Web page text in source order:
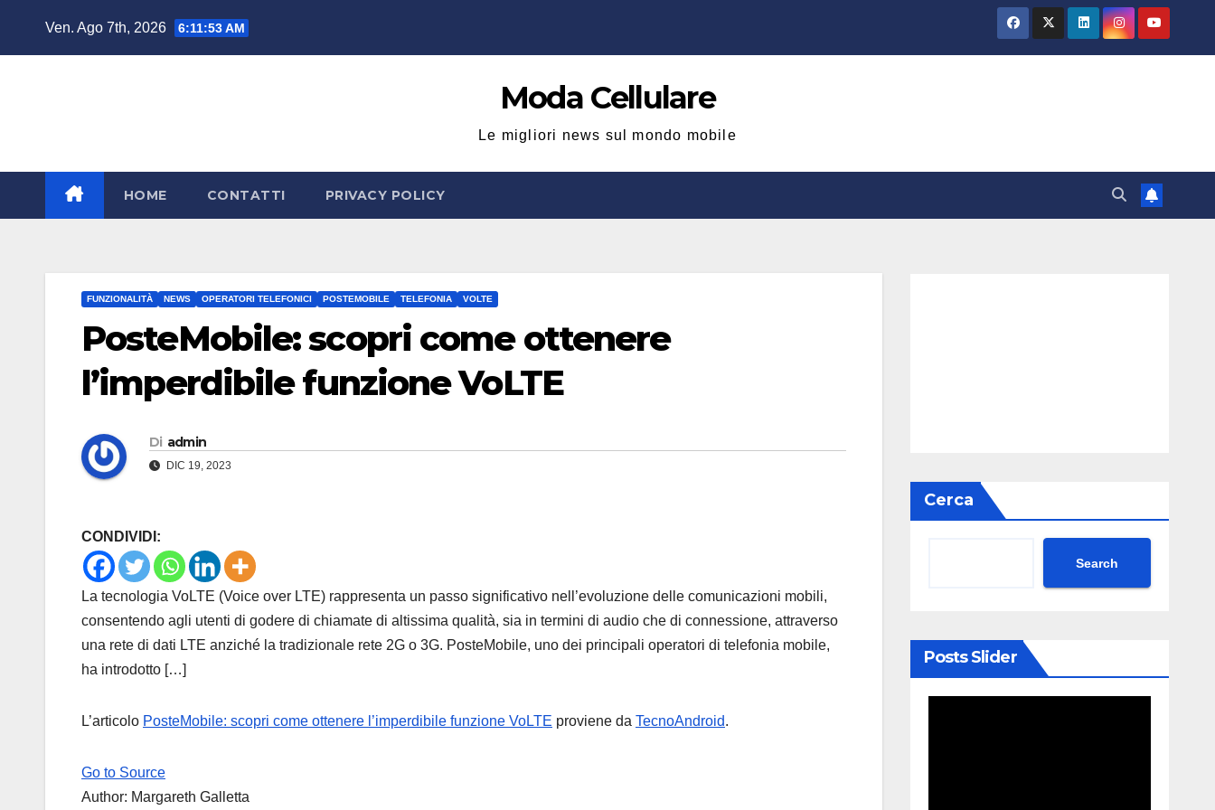
Ven. Ago 7th, 2026 6:11:54 AM
Moda Cellulare
Le migliori news sul mondo mobile
HOME CONTATTI PRIVACY POLICY
FUNZIONALITÀ NEWS OPERATORI TELEFONICI POSTEMOBILE TELEFONIA VOLTE
PosteMobile: scopri come ottenere
l’imperdibile funzione VoLTE
Di admin
DIC 19, 2023
CONDIVIDI:
La tecnologia VoLTE (Voice over LTE) rappresenta un passo significativo nell’evoluzione delle comunicazioni mobili,
consentendo agli utenti di godere di chiamate di altissima qualità, sia in termini di audio che di connessione, attraverso
una rete di dati LTE anziché la tradizionale rete 2G o 3G. PosteMobile, uno dei principali operatori di telefonia mobile,
ha introdotto […]
L’articolo PosteMobile: scopri come ottenere l’imperdibile funzione VoLTE proviene da TecnoAndroid.
Go to Source
Author: Margareth Galletta
Cerca
Search
Posts Slider